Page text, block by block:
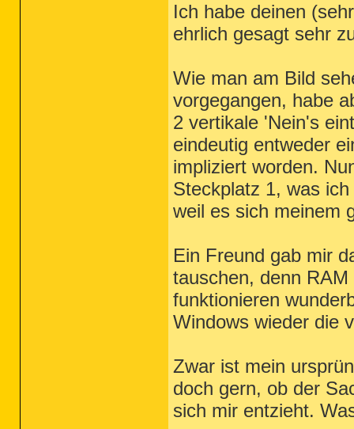
Ich habe deinen
ehrlich gesagt sehr
Wie man am Bild
vorgegangen, habe
2 vertikale 'Nein's
eindeutig entweder
impliziert worden.
Steckplatz 1, was
weil es sich meinem
Ein Freund gab mir
tauschen, denn
funktionieren
Windows wieder die
Zwar ist mein
doch gern, ob der
sich mir entzieht.